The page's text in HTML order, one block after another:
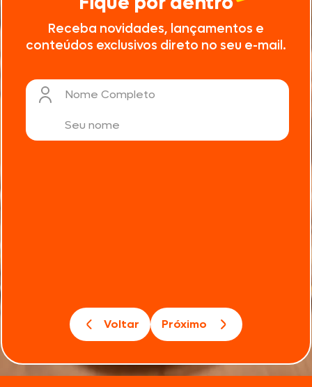
Receba novidades, lançamentos e
conteúdos exclusivos direto no seu e-mail.
Nome Completo
Voltar Próximo